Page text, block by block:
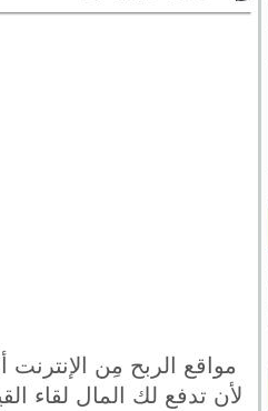
مواقع الربح مِن
لأن تدفع لك المال لقاء